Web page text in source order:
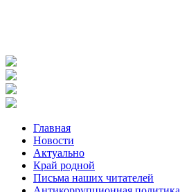
Главная
Новости
Актуально
Край родной
Письма наших читателей